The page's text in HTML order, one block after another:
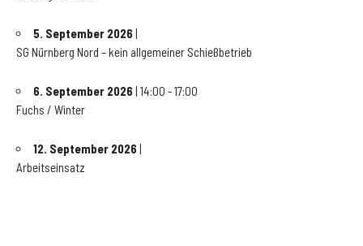
5. September 2026 |
SG Nürnberg Nord – kein allgemeiner Schießbetrieb
6. September 2026 | 14:00 - 17:00
Fuchs / Winter
12. September 2026 |
Arbeitseinsatz